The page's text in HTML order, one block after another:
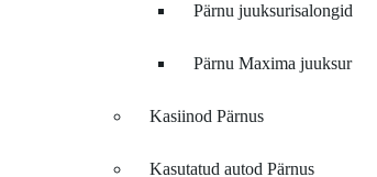
Pärnu juuksurisalongid
Pärnu Maxima juuksur
Kasiinod Pärnus
Kasutatud autod Pärnus